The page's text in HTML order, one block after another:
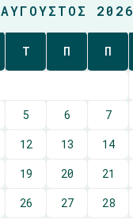
ΑΎΓΟΥΣΤΟΣ 2026
Τ Π Π
5 6 7
12 13 14
19 20 21
26 27 28